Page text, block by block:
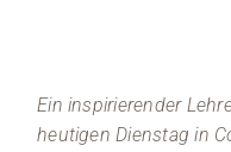
Ein inspirierender
heutigen Dienstag in